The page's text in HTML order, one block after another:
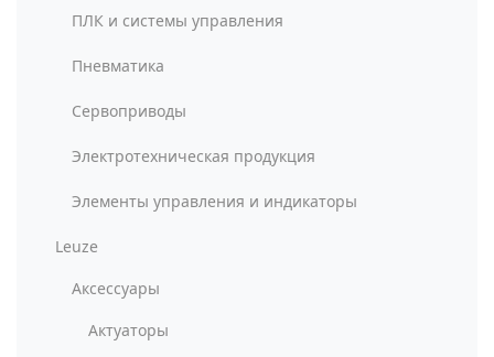
ПЛК и системы управления
Пневматика
Сервоприводы
Электротехническая продукция
Элементы управления и индикаторы
Leuze
Аксессуары
Актуаторы